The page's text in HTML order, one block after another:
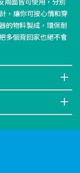
兩面皆可使用，分別
，讓你可按心情和穿
的物料製成，環保耐
多個背回家也絕不會